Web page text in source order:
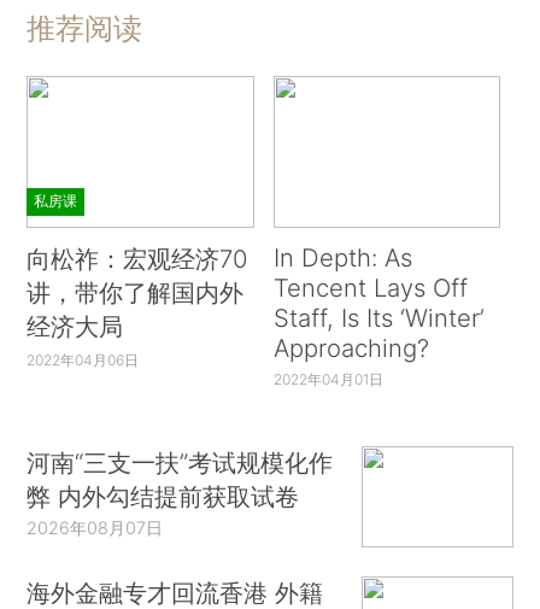
推荐阅读
私房课
向松祚：宏观经济70
讲，带你了解国内外
经济大局
2022年04月06日
In Depth: As
Tencent Lays Off
Staff, Is Its ‘Winter’
Approaching?
2022年04月01日
河南“三支一扶”考试规模化作
弊 内外勾结提前获取试卷
2026年08月07日
海外金融专才回流香港 外籍